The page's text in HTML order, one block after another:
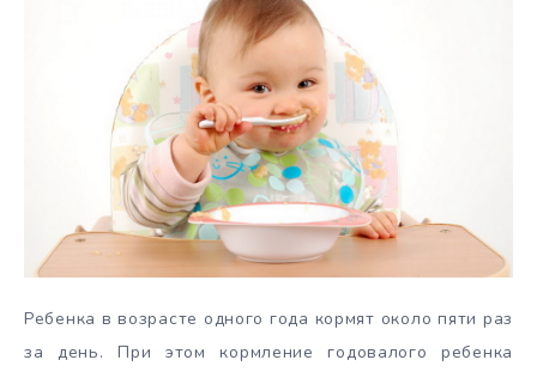
Ребенка в возрасте одного года кормят около пяти раз
за день. При этом кормление годовалого ребенка